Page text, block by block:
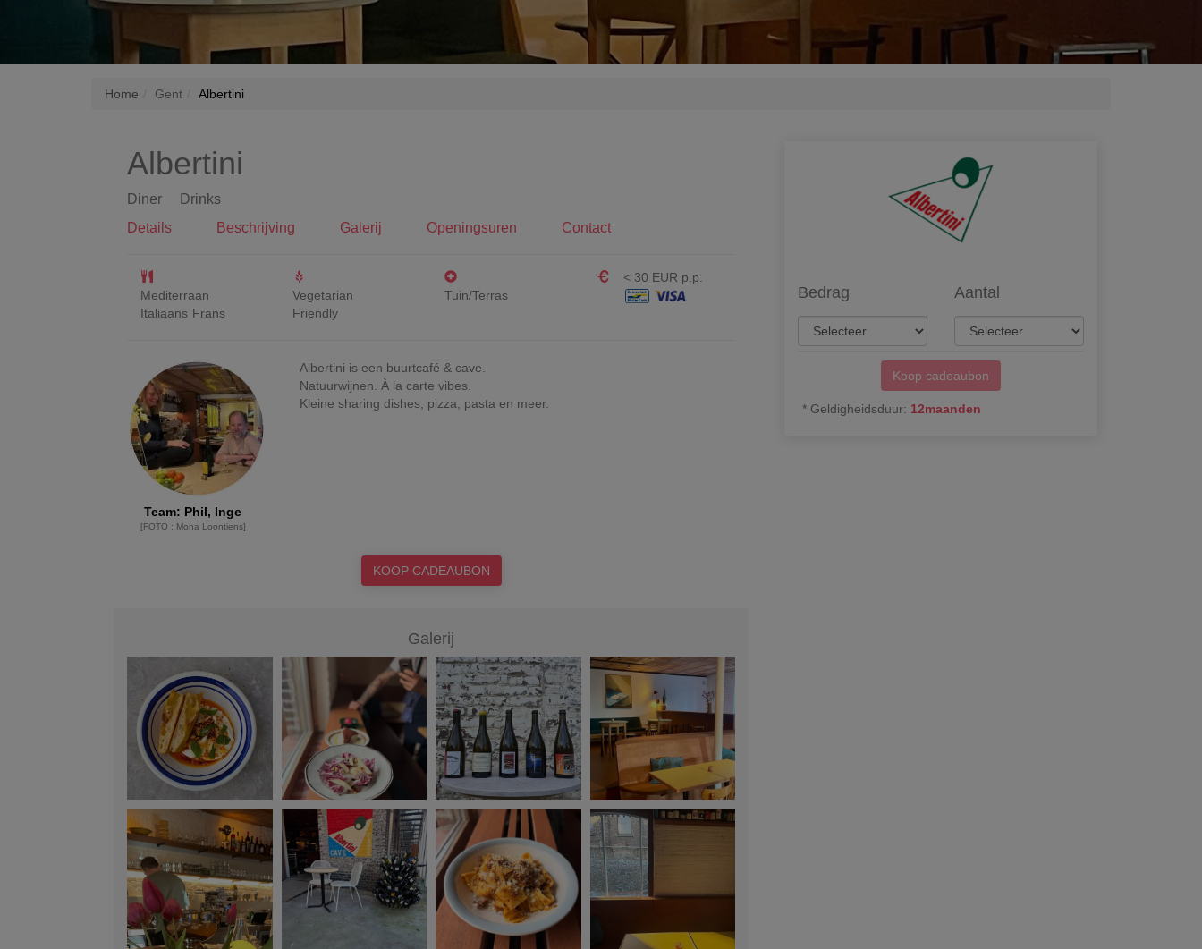
Home Gent Albertini
Albertini
Diner
Drinks
Details
Beschrijving Galerij Openingsuren Contact
Mediterraan
Italiaans Frans
Vegetarian
Friendly
Tuin/Terras
< 30 EUR p.p.
Team: Phil, Inge
[FOTO : Mona Loontiens]
Albertini is een buurtcafé & cave.
Natuurwijnen. À la carte vibes.
Kleine sharing dishes, pizza, pasta en meer.
KOOP CADEAUBON
Galerij
Bedrag Aantal
Koop cadeaubon
* Geldigheidsduur: 12maanden